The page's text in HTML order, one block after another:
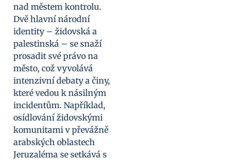
nad městem kontrolu.
Dvě hlavní národní
identity – židovská a
palestinská – se snaží
prosadit své právo na
město, což vyvolává
intenzivní debaty a činy,
které vedou k násilným
incidentům. Například,
osídlování židovskými
komunitami v převážně
arabských oblastech
Jeruzaléma se setkává s